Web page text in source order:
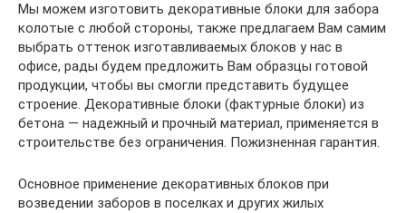
Мы можем изготовить декоративные блоки для забора
колотые с любой стороны, также предлагаем Вам самим
выбрать оттенок изготавливаемых блоков у нас в
офисе, рады будем предложить Вам образцы готовой
продукции, чтобы вы смогли представить будущее
строение. Декоративные блоки (фактурные блоки) из
бетона — надежный и прочный материал, применяется в
строительстве без ограничения. Пожизненная гарантия.
Основное применение декоративных блоков при
возведении заборов в поселках и других жилых